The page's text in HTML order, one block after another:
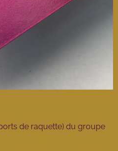
de raquette) du groupe